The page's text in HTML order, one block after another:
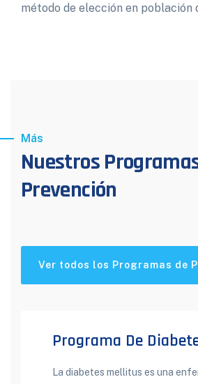
método de elección en población
Más
Nuestros
Prevención
Ver todos los Programas de
Programa De
La diabetes mellitus es una